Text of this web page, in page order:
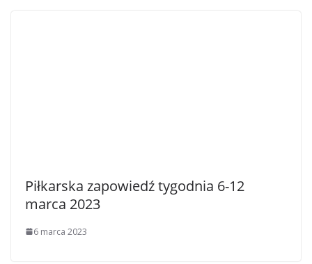
Piłkarska zapowiedź tygodnia 6-12
marca 2023
6 marca 2023